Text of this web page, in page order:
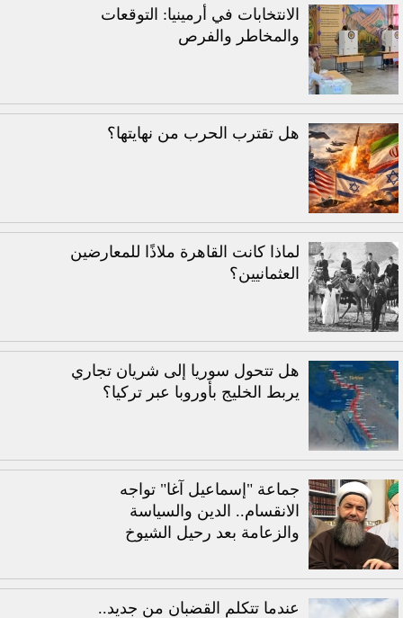
الانتخابات في أرمينيا: التوقعات
والمخاطر والفرص
هل تقترب الحرب من نهايتها؟
لماذا كانت القاهرة ملاذًا للمعارضين
العثمانيين؟
هل تتحول سوريا إلى شريان تجاري
يربط الخليج بأوروبا عبر تركيا؟
جماعة "إسماعيل آغا" تواجه
الانقسام.. الدين والسياسة
والزعامة بعد رحيل الشيوخ
عندما تتكلم القضبان من جديد..